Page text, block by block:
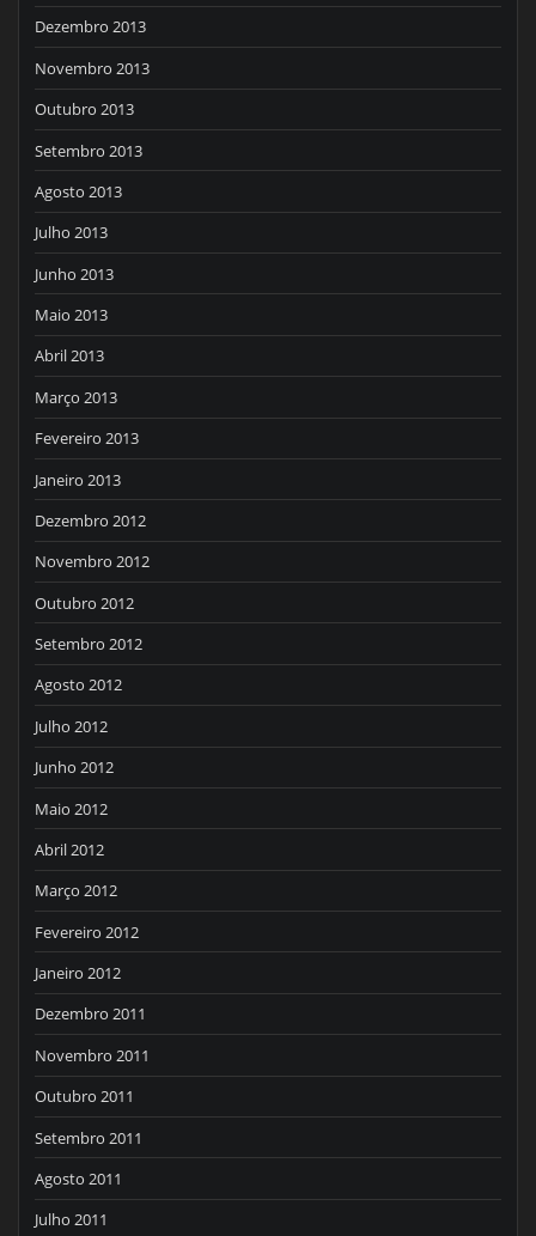
Dezembro 2013
Novembro 2013
Outubro 2013
Setembro 2013
Agosto 2013
Julho 2013
Junho 2013
Maio 2013
Abril 2013
Março 2013
Fevereiro 2013
Janeiro 2013
Dezembro 2012
Novembro 2012
Outubro 2012
Setembro 2012
Agosto 2012
Julho 2012
Junho 2012
Maio 2012
Abril 2012
Março 2012
Fevereiro 2012
Janeiro 2012
Dezembro 2011
Novembro 2011
Outubro 2011
Setembro 2011
Agosto 2011
Julho 2011